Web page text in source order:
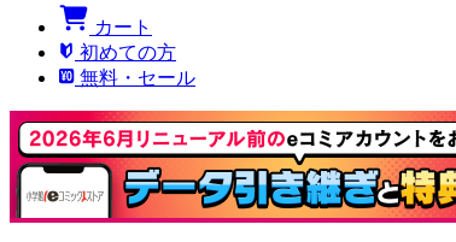
カート
初めての方
無料・セール